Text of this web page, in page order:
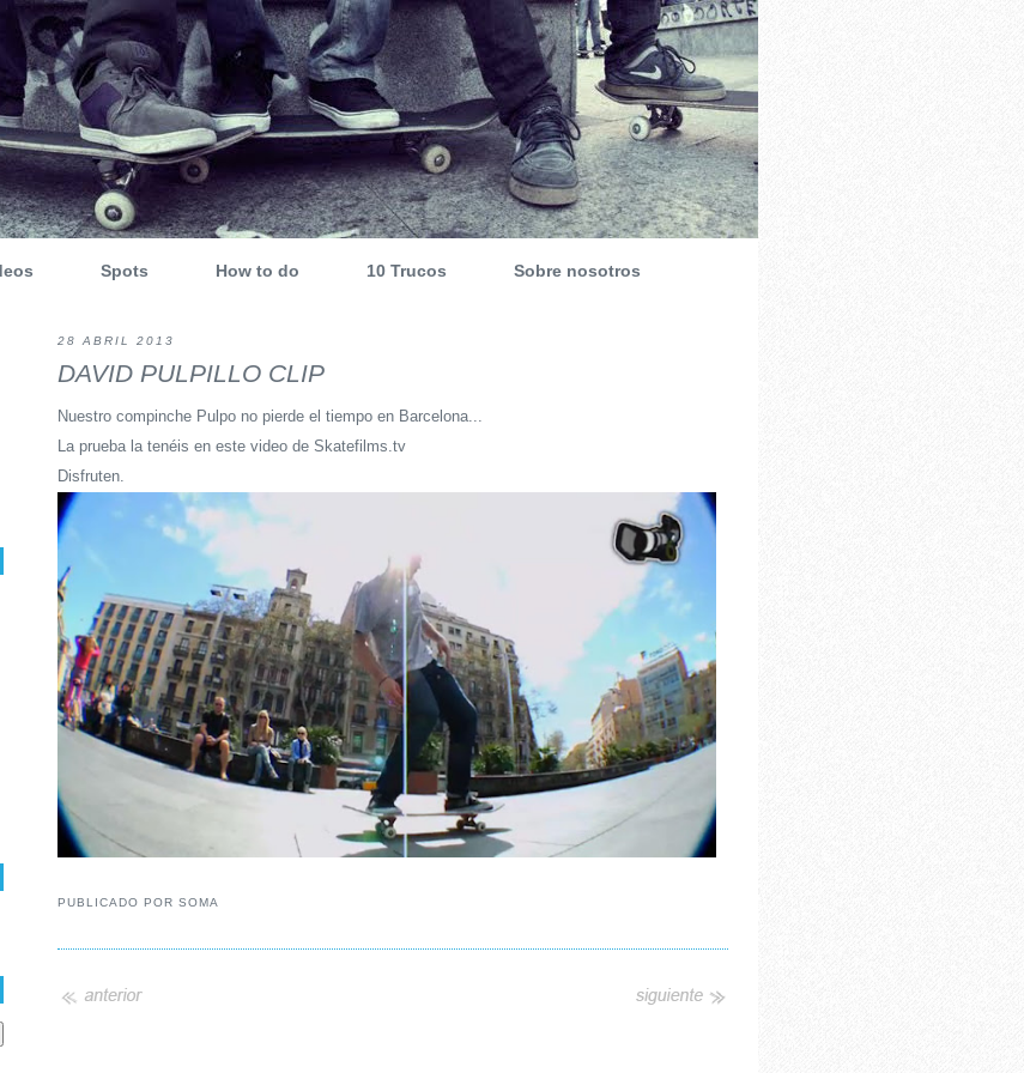
Spots How to do 10 Trucos Sobre nosotros
28 ABRIL 2013
DAVID PULPILLO CLIP
Nuestro compinche Pulpo no pierde el tiempo en Barcelona...
La prueba la tenéis en este video de Skatefilms.tv
Disfruten.
PUBLICADO POR SOMA